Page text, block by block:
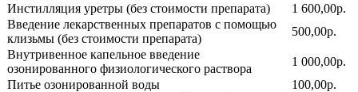
Инстилляция уретры (без стоимости препарата)
1 600,00р.
Введение лекарственных препаратов с помощью
клизьмы (без стоимости препарата)
500,00р.
Внутривенное капельное введение
озонированного физиологического раствора
1 000,00р.
Питье озонированной воды
100,00р.